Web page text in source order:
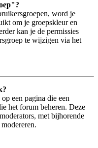
word je
om je groepskleur en
kan je de permissies
te wijzigen via het
een pagina die een
het forum beheren. Deze
met bijhorende